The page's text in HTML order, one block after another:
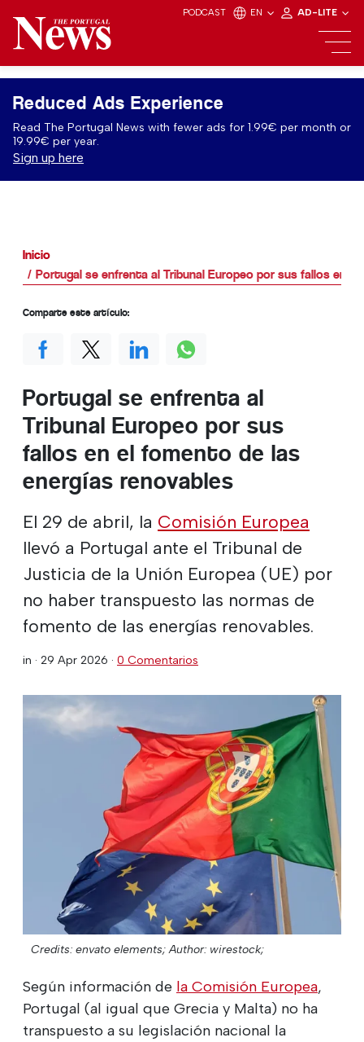
PODCAST EN AD-LITE
Reduced Ads Experience
Read The Portugal News with fewer ads for 1.99€ per month or
19.99€ per year.
Sign up here
Inicio
Portugal se enfrenta al Tribunal Europeo por sus fallos en
Portugal se enfrenta al
Tribunal Europeo por sus
fallos en el fomento de las
energías renovables
El 29 de abril, la Comisión Europea
llevó a Portugal ante el Tribunal de
Justicia de la Unión Europea (UE) por
no haber transpuesto las normas de
fomento de las energías renovables.
in · 29 Apr 2026 · 0 Comentarios
Credits: envato elements; Author: wirestock;
Según información de la Comisión Europea,
Portugal (al igual que Grecia y Malta) no ha
transpuesto a su legislación nacional la
Comparte este artículo: